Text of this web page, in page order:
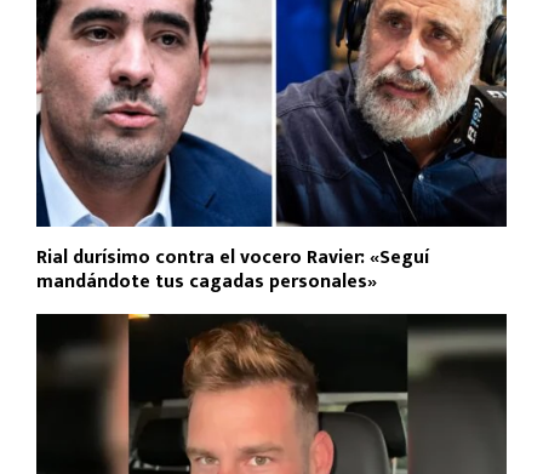
Rial durísimo contra el vocero Ravier: «Seguí
mandándote tus cagadas personales»